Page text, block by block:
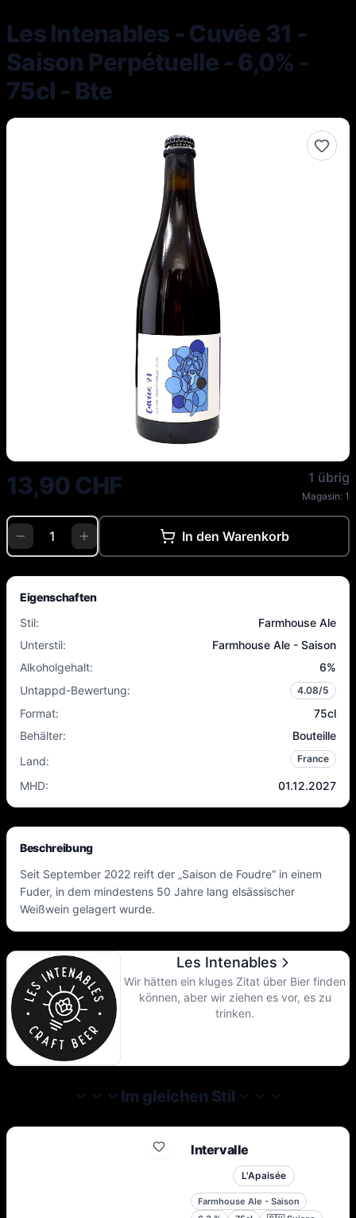
Les Intenables - Cuvée 31 -
Saison Perpétuelle - 6,0% -
75cl - Bte
Les Intenables - Cuvée 31 -
13,90 CHF 1 übrig
Magasin: 1
In den Warenkorb
Eigenschaften
Stil:
Farmhouse Ale
Unterstil:
Farmhouse Ale - Saison
Alkoholgehalt: 6%
Untappd-Bewertung: 4.08/5
Format:
75cl
Behälter:
Bouteille
Land: France
MHD: 01.12.2027
Beschreibung
Seit September 2022 reift der „Saison de Foudre“ in einem
Fuder, in dem mindestens 50 Jahre lang elsässischer
Weißwein gelagert wurde.
Les Intenables
Wir hätten ein kluges Zitat über Bier finden
können, aber wir ziehen es vor, es zu
trinken.
Im gleichen Stil
Intervalle
L'Apaisée
Farmhouse Ale - Saison